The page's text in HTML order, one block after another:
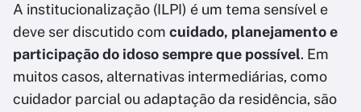
A institucionalização (ILPI) é um tema sensível e
deve ser discutido com cuidado, planejamento e
participação do idoso sempre que possível. Em
muitos casos, alternativas intermediárias, como
cuidador parcial ou adaptação da residência, são